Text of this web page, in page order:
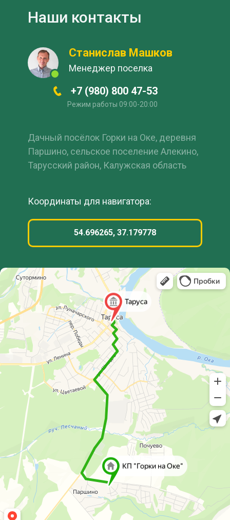
Координаты для навигатора:
54.696265, 37.179778
+7 (980) 800 47-53
Режим работы 09:00-20:00
Менеджер поселка
Станислав Машков
Наши контакты
Дачный посёлок Горки на Оке, деревня
Паршино, сельское поселение Алекино,
Тарусский район, Калужская область